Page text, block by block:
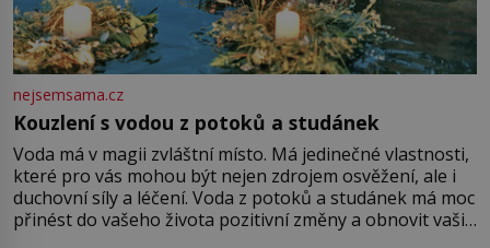
nejsemsama.cz
Kouzlení s vodou z potoků a studánek
Voda má v magii zvláštní místo. Má jedinečné vlastnosti,
které pro vás mohou být nejen zdrojem osvěžení, ale i
duchovní síly a léčení. Voda z potoků a studánek má moc
přinést do vašeho života pozitivní změny a obnovit vaši